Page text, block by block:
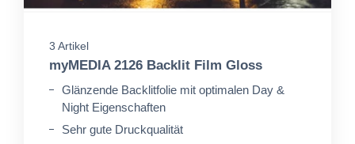
3 Artikel
myMEDIA 2126 Backlit Film Gloss
Glänzende Backlitfolie mit optimalen Day &
Night Eigenschaften
Sehr gute Druckqualität